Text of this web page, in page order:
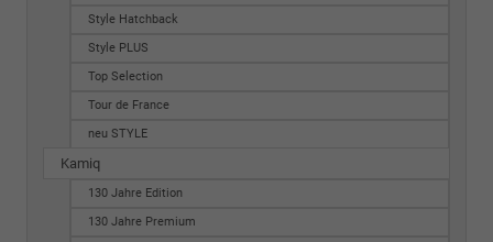
Style Hatchback
Style PLUS
Top Selection
Tour de France
neu STYLE
Kamiq
130 Jahre Edition
130 Jahre Premium